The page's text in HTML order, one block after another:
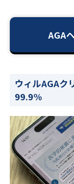
AGA
ウィルAGAク
99.9%